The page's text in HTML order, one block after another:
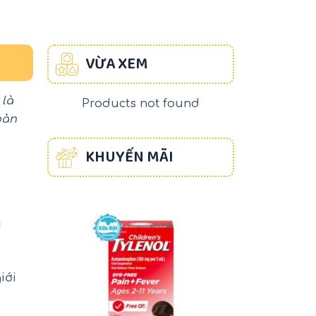
là
VỪA XEM
Products not found
KHUYẾN MÃI